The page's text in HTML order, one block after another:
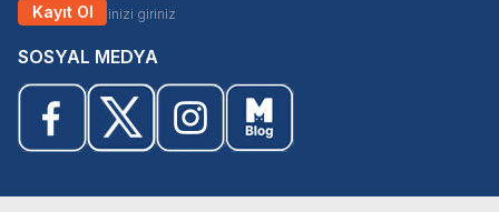
Kayıt Ol
SOSYAL MEDYA